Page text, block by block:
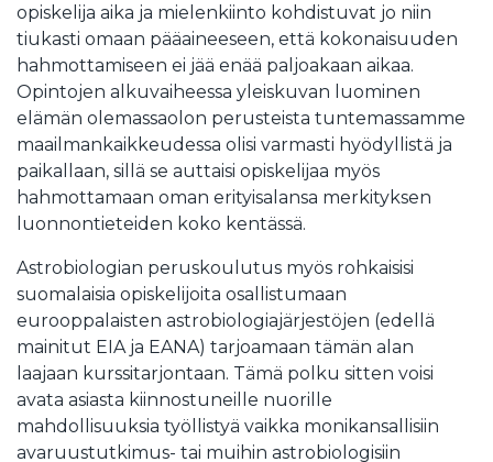
opiskelija aika ja mielenkiinto kohdistuvat jo niin
tiukasti omaan pääaineeseen, että kokonaisuuden
hahmottamiseen ei jää enää paljoakaan aikaa.
Opintojen alkuvaiheessa yleiskuvan luominen
elämän olemassaolon perusteista tuntemassamme
maailmankaikkeudessa olisi varmasti hyödyllistä ja
paikallaan, sillä se auttaisi opiskelijaa myös
hahmottamaan oman erityisalansa merkityksen
luonnontieteiden koko kentässä.
Astrobiologian peruskoulutus myös rohkaisisi
suomalaisia opiskelijoita osallistumaan
eurooppalaisten astrobiologiajärjestöjen (edellä
mainitut EIA ja EANA) tarjoamaan tämän alan
laajaan kurssitarjontaan. Tämä polku sitten voisi
avata asiasta kiinnostuneille nuorille
mahdollisuuksia työllistyä vaikka monikansallisiin
avaruustutkimus- tai muihin astrobiologisiin